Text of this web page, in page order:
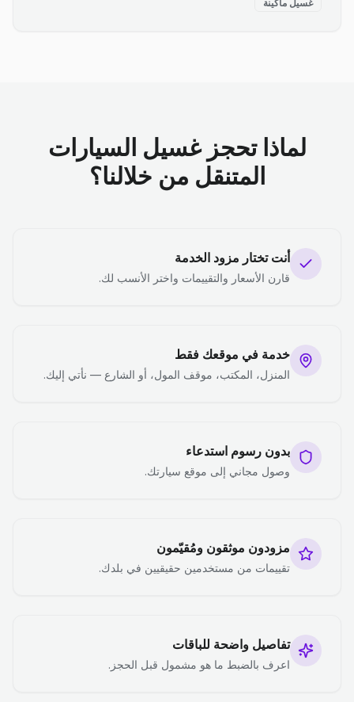
غسيل ماكينة
لماذا تحجز غسيل السيارات
المتنقل من خلالنا؟
أنت تختار مزود الخدمة
قارن الأسعار والتقييمات واختر الأنسب لك.
خدمة في موقعك فقط
المنزل، المكتب، موقف المول، أو الشارع — نأتي إليك.
بدون رسوم استدعاء
وصول مجاني إلى موقع سيارتك.
مزودون موثقون ومُقيّمون
تقييمات من مستخدمين حقيقيين في بلدك.
تفاصيل واضحة للباقات
اعرف بالضبط ما هو مشمول قبل الحجز.